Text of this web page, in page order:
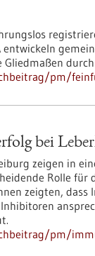
pm/
bei
zeigen in
Rolle für
zeigten,
pm/